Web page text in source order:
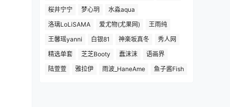
桜井宁宁
梦心玥
水淼aqua
洛璃LoLiSAMA
爱尤物(尤果网)
王雨纯
王馨瑶yanni
白银81 神楽坂真冬
秀人网
精选单套
芝芝Booty 蠢沫沫
语画界
陆萱萱
雅拉伊 雨波_HaneAme 鱼子酱Fish